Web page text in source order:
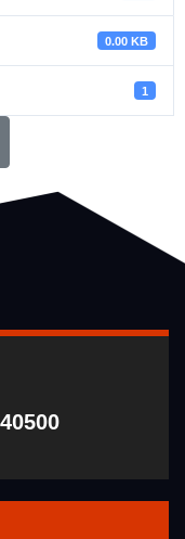
0.00 KB
1